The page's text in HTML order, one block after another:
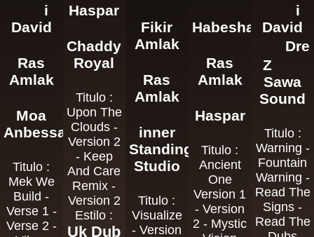
i
David
Ras
Amlak
Moa
Anbessa
Titulo :
Mek We
Build -
Verse 1 -
Verse 2 -
Haspar
Chaddy
Royal
Titulo :
Upon The
Clouds -
Version 2
- Keep
And Care
Remix -
Version 2
Estilo :
Uk Dub
Fikir
Amlak
Ras
Amlak
inner
Standing
Studio
Titulo :
Visualize
- Version
Habesha
Ras
Amlak
Haspar
Titulo :
Ancient
One
Version 1
- Version
2 - Mystic
i
David
Dre
Z
Sawa
Sound
Titulo :
Warning -
Fountain
Warning -
Read The
Signs -
Read The